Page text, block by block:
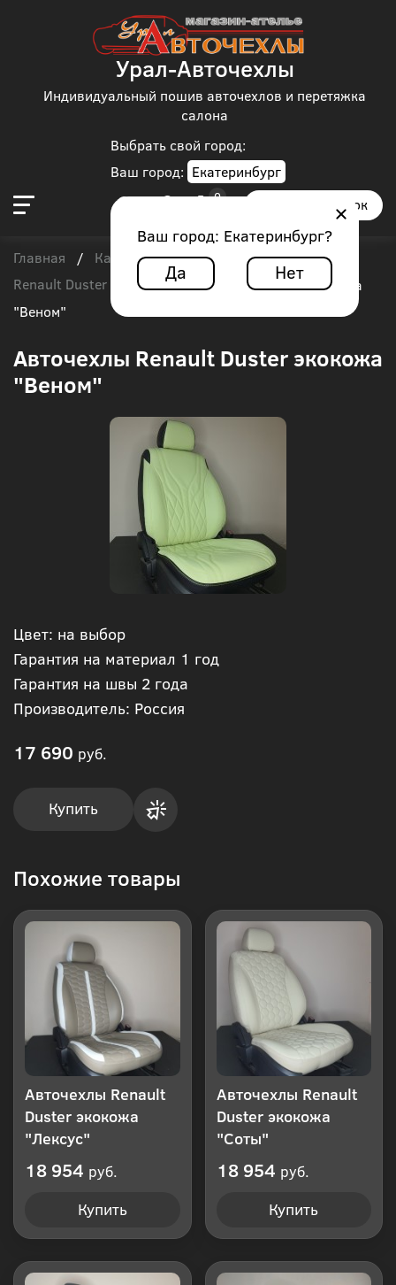
Выбрать свой город:
Ваш город: Екатеринбург
Ваш город: Екатеринбург?
Да Нет
Урал-Авточехлы
Индивидуальный пошив авточехлов и перетяжка
салона
Заказать звонок
Главная / Каталог чехлов / Renault /
Renault Duster
Авточехлы Renault Duster экокожа
"Веном"
Авточехлы Renault Duster экокожа
"Веном"
Цвет: на выбор
Гарантия на материал 1 год
Гарантия на швы 2 года
Производитель: Россия
17 690 руб.
Купить
Похожие товары
Авточехлы Renault
Duster экокожа
"Лексус"
18 954 руб.
Купить
Авточехлы Renault
Duster экокожа
"Соты"
18 954 руб.
Купить